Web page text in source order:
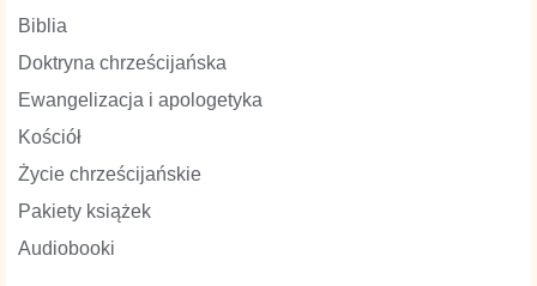
Biblia
Doktryna chrześcijańska
Ewangelizacja i apologetyka
Kościół
Życie chrześcijańskie
Pakiety książek
Audiobooki